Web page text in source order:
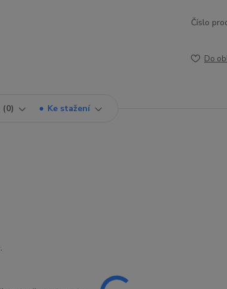
Číslo
Do
0 Ke stažení